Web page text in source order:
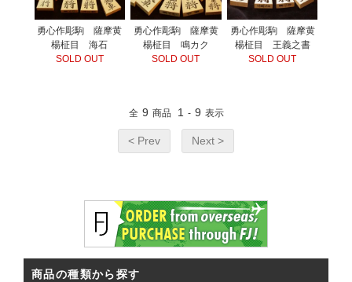
勇心作彫駒 薩摩黄
楊柾目 海石
SOLD OUT
勇心作彫駒 薩摩黄
楊柾目 鳴カク
SOLD OUT
勇心作彫駒 薩摩黄
楊柾目 王義之書
SOLD OUT
全 9 商品 1 - 9 表示
< Prev Next >
商品の種類から探す